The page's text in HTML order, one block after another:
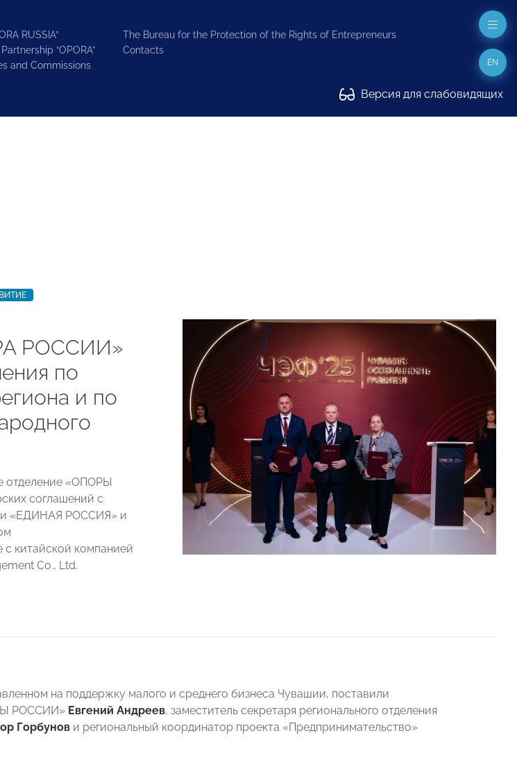
RUSSIA”
“OPORA”
and Commissions
The Bureau for the Protection of the Rights of Entrepreneurs
Contacts
Версия для слабовидящих
EN
РОССИИ»
по
и по
отделение «ОПОРЫ
соглашений с
«ЕДИНАЯ РОССИЯ» и
китайской компанией
Co., Ltd.
на поддержку малого и среднего бизнеса Чувашии, поставили
РОССИИ» Евгений Андреев, заместитель секретаря регионального отделения
Горбунов и региональный координатор проекта «Предпринимательство»